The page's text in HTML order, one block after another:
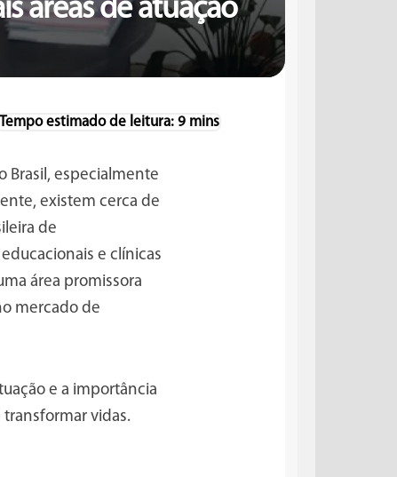
áreas de atuação
Brasil, especialmente
existem cerca de
de
e clínicas
área promissora
mercado de
e a importância
vidas.